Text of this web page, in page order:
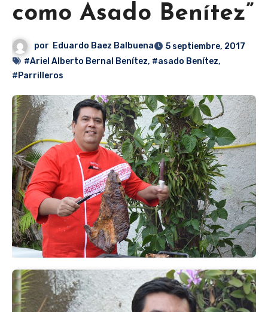
como Asado Benítez”
por Eduardo Baez Balbuena
5 septiembre, 2017
#Ariel Alberto Bernal Benítez, #asado Benítez,
#Parrilleros